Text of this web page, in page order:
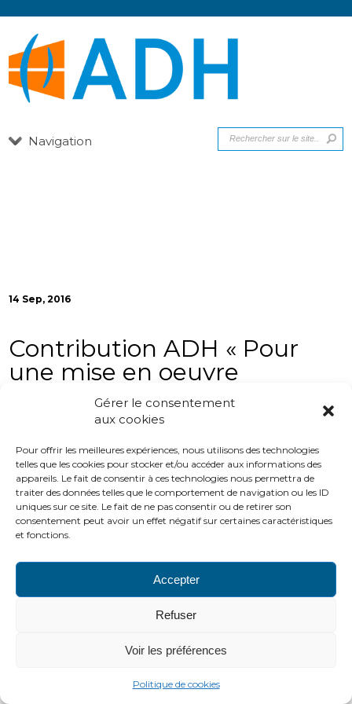
Gérer le consentement
aux cookies
Pour offrir les meilleures expériences, nous utilisons des technologies
telles que les cookies pour stocker et/ou accéder aux informations des
appareils. Le fait de consentir à ces technologies nous permettra de
traiter des données telles que le comportement de navigation ou les ID
uniques sur ce site. Le fait de ne pas consentir ou de retirer son
consentement peut avoir un effet négatif sur certaines caractéristiques
et fonctions.
Accepter
Refuser
Voir les préférences
Politique de cookies
Navigation
14 Sep, 2016
Contribution ADH « Pour
une mise en oeuvre
efficiente des GHT »
Contribution ADH "Pour une mise en oeuvre efficiente
PLAN DU SITE LIENS UTILES
MENTIONS LÉGALES
CONTACTS